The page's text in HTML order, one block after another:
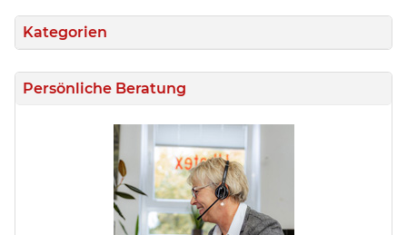
Kategorien
Persönliche Beratung